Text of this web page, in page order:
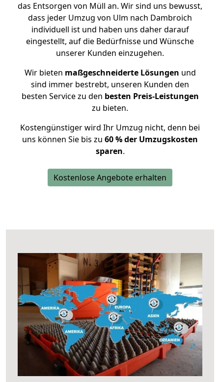
das Entsorgen von Müll an. Wir sind uns bewusst,
dass jeder Umzug von Ulm nach Dambroich
individuell ist und haben uns daher darauf
eingestellt, auf die Bedürfnisse und Wünsche
unserer Kunden einzugehen.
Wir bieten maßgeschneiderte Lösungen und
sind immer bestrebt, unseren Kunden den
besten Service zu den besten Preis-Leistungen
zu bieten.
Kostengünstiger wird Ihr Umzug nicht, denn bei
uns können Sie bis zu 60 % der Umzugskosten
sparen.
Kostenlose Angebote erhalten